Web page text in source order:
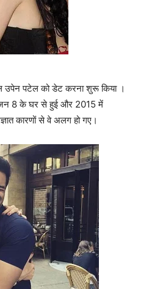
उपेन पटेल को डेट करना शुरू किया ।
8 के घर से हुई और 2015 में
कारणों से वे अलग हो गए।